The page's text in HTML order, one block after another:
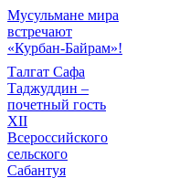
Мусульмане мира
встречают
«Курбан-Байрам»!
Талгат Сафа
Таджуддин –
почетный гость
XII
Всероссийского
сельского
Сабантуя